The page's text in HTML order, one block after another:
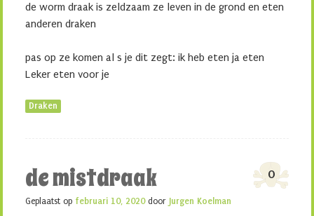
de worm draak is zeldzaam ze leven in de grond en eten
anderen draken
pas op ze komen al s je dit zegt: ik heb eten ja eten
Leker eten voor je
Draken
de mistdraak 0
Geplaatst op februari 10, 2020door Jurgen Koelman